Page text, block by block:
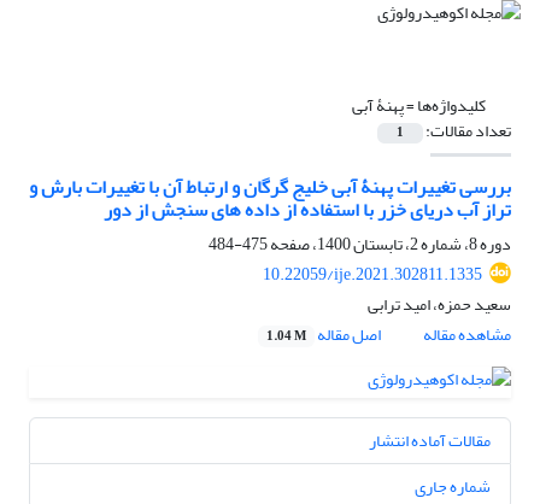
کلیدواژه‌ها =پهنۀ آبی‌
تعداد مقالات: 1
بررسی تغییرات پهنۀ آبی خلیج گرگان و ارتباط آن با تغییرات بارش و
تراز آب دریای خزر با استفاده از داده ‏های سنجش از دور
دوره 8، شماره 2، تابستان 1400، صفحه
475-484
10.22059/ije.2021.302811.1335
سعید حمزه، امید ترابی
مشاهده مقاله
اصل مقاله 1.04 M
مقالات آماده انتشار
شماره جاری